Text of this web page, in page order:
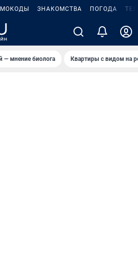
ЗНАКОМСТВА ПОГОДА
— мнение биолога Квартиры с видом на